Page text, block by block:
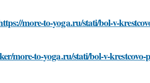
more-to-yoga.ru/stati/bol-v-
more-to-yoga.ru/stati/bol-v-